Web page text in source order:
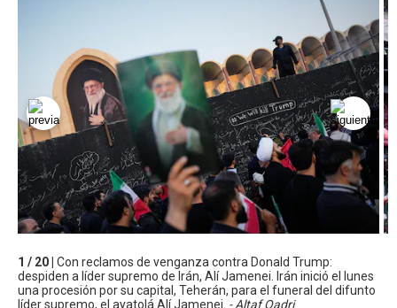
1 / 20 | Con reclamos de venganza contra Donald Trump:
despiden a líder supremo de Irán, Alí Jamenei. Irán inició el lunes
una procesión por su capital, Teherán, para el funeral del difunto
líder supremo, el ayatolá Alí Jamenei. - Altaf Qadri